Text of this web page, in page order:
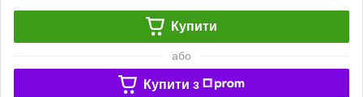
Купити
або
Купити з